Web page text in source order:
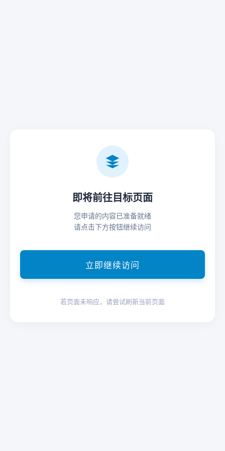
即将前往目标页面
您申请的内容已准备就绪
请点击下方按钮继续访问
立即继续访问
若页面未响应，请尝试刷新当前页面